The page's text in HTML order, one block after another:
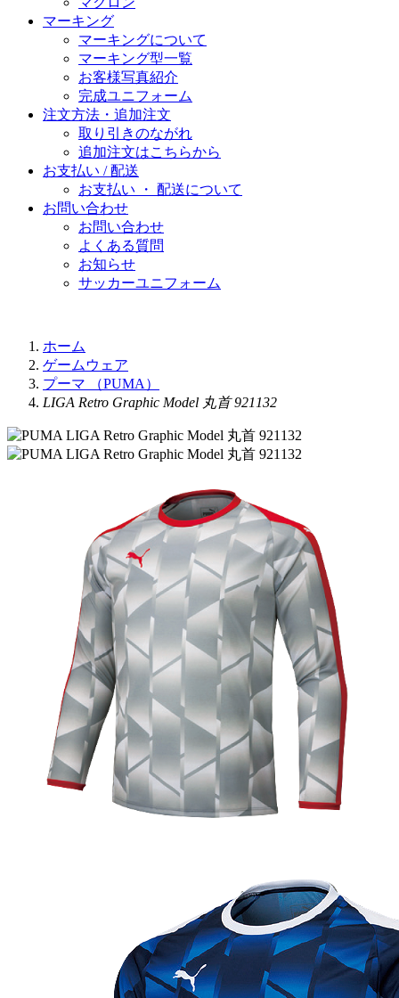
マーキング
マーキングについて
マーキング型一覧
お客様写真紹介
完成ユニフォーム
注文方法・追加注文
取り引きのながれ
追加注文はこちらから
お支払い / 配送
お支払い ・ 配送について
お問い合わせ
お問い合わせ
よくある質問
お知らせ
サッカーユニフォーム
ホーム
ゲームウェア
プーマ （PUMA）
LIGA Retro Graphic Model 丸首 921132